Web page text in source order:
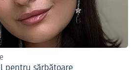
pentru sărbătoare